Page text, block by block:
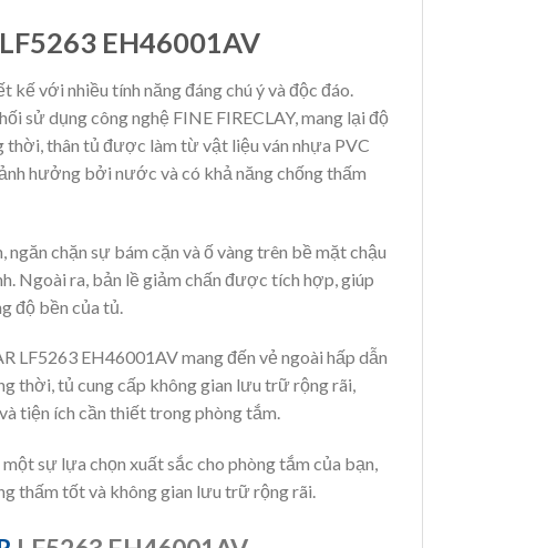
LF5263 EH46001AV
với nhiều tính năng đáng chú ý và độc đáo.
sử dụng công nghệ FINE FIRECLAY, mang lại độ
thời, thân tủ được làm từ vật liệu ván nhựa PVC
hưởng bởi nước và có khả năng chống thấm
chặn sự bám cặn và ố vàng trên bề mặt chậu
Ngoài ra, bản lề giảm chấn được tích hợp, giúp
độ bền của tủ.
LF5263 EH46001AV mang đến vẻ ngoài hấp dẫn
thời, tủ cung cấp không gian lưu trữ rộng rãi,
tiện ích cần thiết trong phòng tắm.
sự lựa chọn xuất sắc cho phòng tắm của bạn,
thấm tốt và không gian lưu trữ rộng rãi.